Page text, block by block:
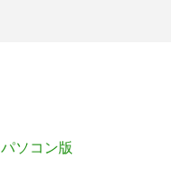
パソコン版